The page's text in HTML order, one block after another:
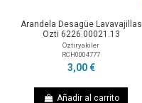
Arandela Desagüe Lavavajillas
Ozti 6226.00021.13
Öztiryakiler
RCH0004777
3,00 €
Añadir al carrito